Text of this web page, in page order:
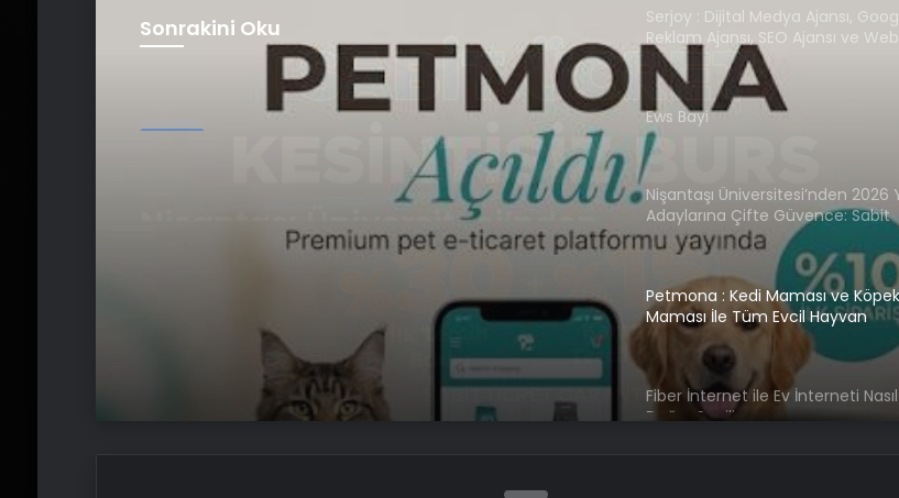
Sonrakini Oku
Petmona : Kedi Maması ve
Köpek Maması İle Tüm Evcil
Hayvan Ürünleri
Reklam Ajansı, SEO Ajansı ve Web
Tasarım Ajansı
Ews Bayi
Adaylarına Çifte Güvence: Sabit
Ücret ve Kesintisiz Burs
Petmona : Kedi Maması ve Köpek
Maması İle Tüm Evcil Hayvan
Ürünleri
Fiber İnternet ile Ev İnterneti Nasıl
Doğru Seçilir